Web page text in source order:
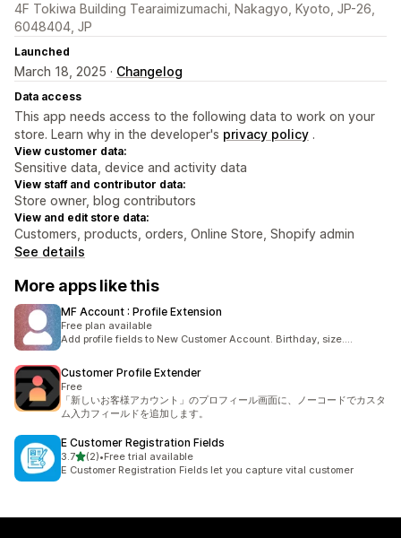
4F Tokiwa Building Tearaimizumachi, Nakagyo, Kyoto, JP-26,
6048404, JP
Launched
March 18, 2025 · Changelog
Data access
This app needs access to the following data to work on your
store. Learn why in the developer's privacy policy .
View customer data:
Sensitive data, device and activity data
View staff and contributor data:
Store owner, blog contributors
View and edit store data:
Customers, products, orders, Online Store, Shopify admin
See details
More apps like this
MF Account : Profile Extension
Free plan available
Add profile fields to New Customer Account. Birthday, size....
Customer Profile Extender
Free
「新しいお客様アカウント」のプロフィール画面に、ノーコードでカスタ
ム入力フィールドを追加します。
E Customer Registration Fields
3.7out of 5 stars
(2)
2 total reviews
•Free trial available
E Customer Registration Fields let you capture vital customer